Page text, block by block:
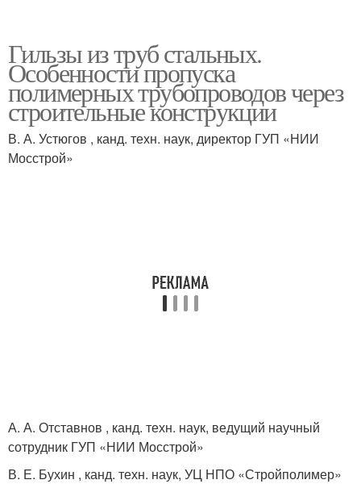
Гильзы из труб стальных.
Особенности пропуска
полимерных трубопроводов через
строительные конструкции
В. А. Устюгов , канд. техн. наук, директор ГУП «НИИ
Мосстрой»
А. А. Отставнов , канд. техн. наук, ведущий научный
сотрудник ГУП «НИИ Мосстрой»
В. Е. Бухин , канд. техн. наук, УЦ НПО «Стройполимер»